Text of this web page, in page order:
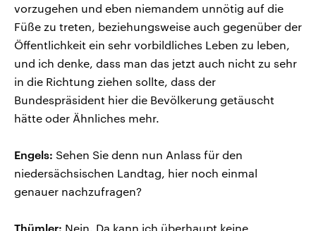
vorzugehen und eben niemandem unnötig auf die
Füße zu treten, beziehungsweise auch gegenüber der
Öffentlichkeit ein sehr vorbildliches Leben zu leben,
und ich denke, dass man das jetzt auch nicht zu sehr
in die Richtung ziehen sollte, dass der
Bundespräsident hier die Bevölkerung getäuscht
hätte oder Ähnliches mehr.
Engels: Sehen Sie denn nun Anlass für den
niedersächsischen Landtag, hier noch einmal
genauer nachzufragen?
Thümler: Nein. Da kann ich überhaupt keine